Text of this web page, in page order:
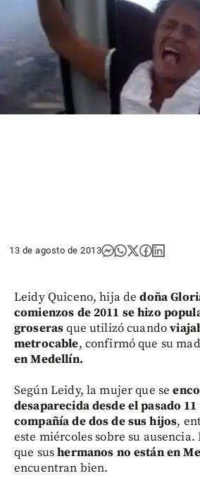
13 de agosto de 2013
Leidy Quiceno, hija dedoña
comienzos de 2011 se hizo
groserasque utilizó cuando
metrocable, confirmó que su
en Medellín.
Según Leidy, la mujer que se
desaparecida desde el pasado
compañía de dos de sus hijos,
este miércoles sobre su
que sushermanos no están en
encuentran bien.